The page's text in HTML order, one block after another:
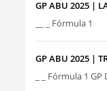
GP ABU 2025 |
__ _ Fórmula
GP ABU 2025 |
_ _ Fórmula 1